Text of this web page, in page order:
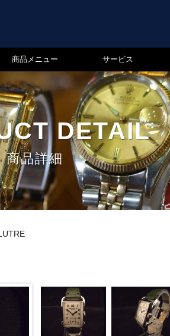
商品メニュー サービス
DETAIL
商品詳細